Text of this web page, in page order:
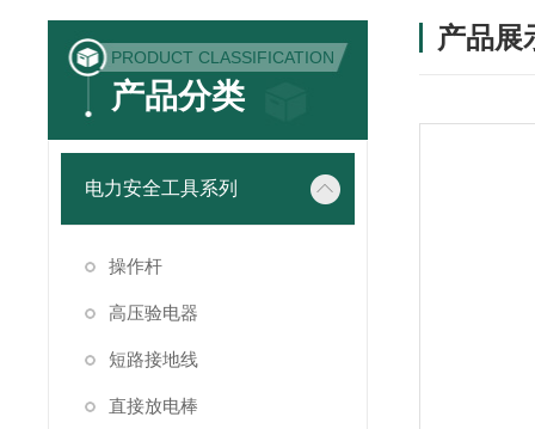
PRODUCT CLASSIFICATION
产品分类
电力安全工具系列
操作杆
高压验电器
短路接地线
直接放电棒
产品展